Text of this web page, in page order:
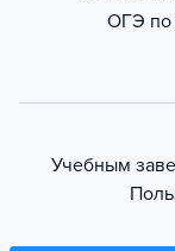
ОГЭ по
Учебным